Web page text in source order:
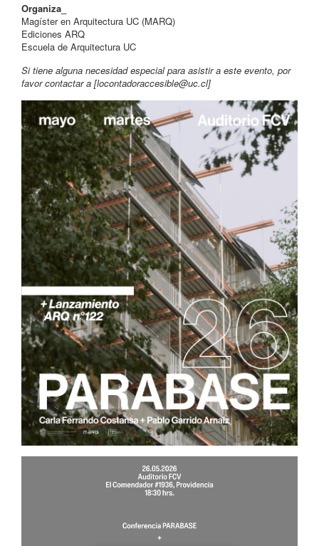
Organiza_
Magíster en Arquitectura UC (MARQ)
Ediciones ARQ
Escuela de Arquitectura UC
Si tiene alguna necesidad especial para asistir a este evento, por
favor contactar a [locontadoraccesible@uc.cl]